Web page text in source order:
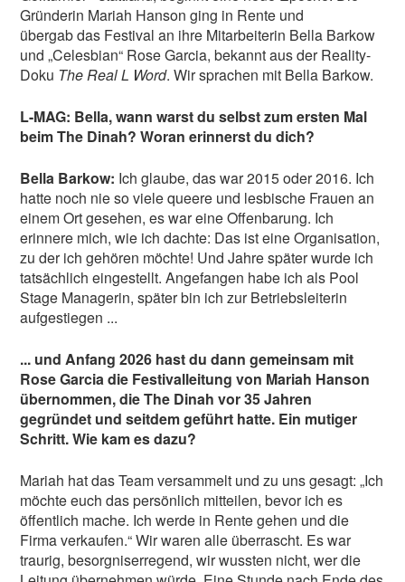
Gründerin Mariah Hanson ging in Rente und
übergab das Festival an ihre Mitarbeiterin Bella Barkow
und „Celesbian“ Rose Garcia, bekannt aus der Reality-
Doku The Real L Word. Wir sprachen mit Bella Barkow.
L-MAG: Bella, wann warst du selbst zum ersten Mal
beim The Dinah? Woran erinnerst du dich?
Bella Barkow: Ich glaube, das war 2015 oder 2016. Ich
hatte noch nie so viele queere und lesbische Frauen an
einem Ort gesehen, es war eine Offenbarung. Ich
erinnere mich, wie ich dachte: Das ist eine Organisation,
zu der ich gehören möchte! Und Jahre später wurde ich
tatsächlich eingestellt. Angefangen habe ich als Pool
Stage Managerin, später bin ich zur Betriebsleiterin
aufgestiegen ...
... und Anfang 2026 hast du dann gemeinsam mit
Rose Garcia die Festivalleitung von Mariah Hanson
übernommen, die The Dinah vor 35 Jahren
gegründet und seitdem geführt hatte. Ein mutiger
Schritt. Wie kam es dazu?
Mariah hat das Team versammelt und zu uns gesagt: „Ich
möchte euch das persönlich mitteilen, bevor ich es
öffentlich mache. Ich werde in Rente gehen und die
Firma verkaufen.“ Wir waren alle überrascht. Es war
traurig, besorgniserregend, wir wussten nicht, wer die